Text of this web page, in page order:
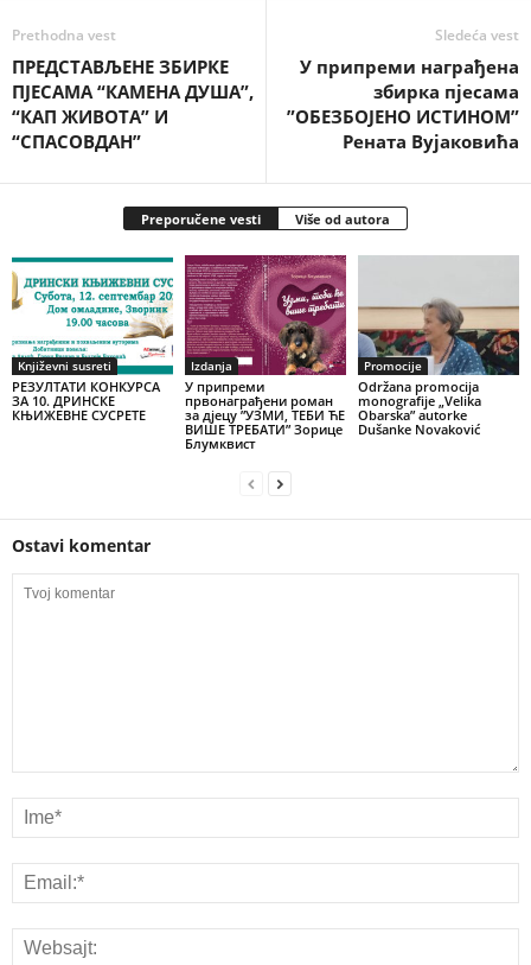
Prethodna vest
ПРЕДСТАВЉЕНЕ ЗБИРКЕ
ПЈЕСАМА “КАМЕНА ДУША”,
“КАП ЖИВОТА” И
“СПАСОВДАН”
Sledeća vest
У припреми награђена
збирка пјесама
”ОБЕЗБОЈЕНО ИСТИНОМ”
Рената Вујаковића
Preporučene vesti Više od autora
Književni susreti
РЕЗУЛТАТИ КОНКУРСА
ЗА 10. ДРИНСКЕ
КЊИЖЕВНЕ СУСРЕТЕ
Izdanja
У припреми
првонаграђени роман
за дјецу ”УЗМИ, ТЕБИ ЋЕ
ВИШЕ ТРЕБАТИ” Зорице
Блумквист
Promocije
Održana promocija
monografije „Velika
Obarska” autorke
Dušanke Novaković
Ostavi komentar